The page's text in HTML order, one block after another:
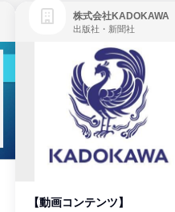
株式会社KADOKAWA
出版社・新聞社
【動画コンテンツ】